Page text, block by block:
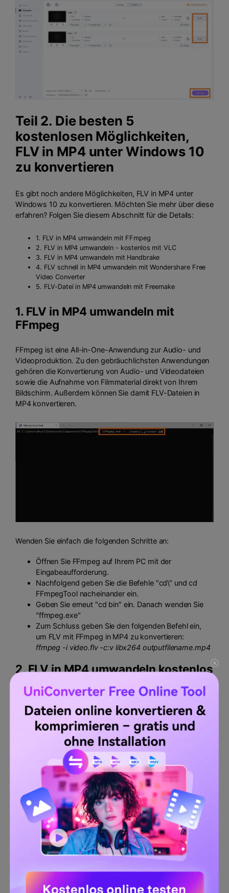
Teil 2. Die besten 5
kostenlosen Möglichkeiten,
FLV in MP4 unter Windows 10
zu konvertieren
Es gibt noch andere Möglichkeiten, FLV in MP4 unter
Windows 10 zu konvertieren. Möchten Sie mehr über diese
erfahren? Folgen Sie diesem Abschnitt für die Details:
1. FLV in MP4 umwandeln mit FFmpeg
2. FLV in MP4 umwandeln - kostenlos mit VLC
3. FLV in MP4 umwandeln mit Handbrake
4. FLV schnell in MP4 umwandeln mit Wondershare Free
Video Converter
5. FLV-Datei in MP4 umwandeln mit Freemake
1. FLV in MP4 umwandeln mit
FFmpeg
FFmpeg ist eine All-in-One-Anwendung zur Audio- und
Videoproduktion. Zu den gebräuchlichsten Anwendungen
gehören die Konvertierung von Audio- und Videodateien
sowie die Aufnahme von Filmmaterial direkt von Ihrem
Bildschirm. Außerdem können Sie damit FLV-Dateien in
MP4 konvertieren.
Wenden Sie einfach die folgenden Schritte an:
Öffnen Sie FFmpeg auf Ihrem PC mit der
Eingabeaufforderung.
Nachfolgend geben Sie die Befehle "cd\" und cd
FFmpegTool nacheinander ein.
Geben Sie erneut "cd bin" ein. Danach wenden Sie
"ffmpeg.exe"
Zum Schluss geben Sie den folgenden Befehl ein,
um FLV mit FFmpeg in MP4 zu konvertieren:
ffmpeg -i video.flv -c:v libx264 outputfilename.mp4
2. FLV in MP4 umwandeln kostenlos
VLC Media Player ist ein leistungsstarkes Programm, das
viel mehr kann als nur ein Standard-Media-Player. Er
unterstützt nahezu jeden Dateityp und ermöglicht die
Konvertierung von FLV in MP4. Darüber hinaus bietet er
erweiterte Steuerungsoptionen, um die Synchronisierung
von Videos und Untertiteln, Audio-Dekodierungsfilter,
Codec-Anpassung und Farbsteuerung sicherzustellen.